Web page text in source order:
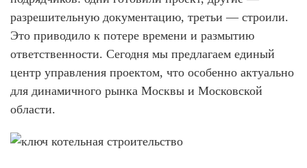
разрешительную документацию, третьи — строили.
Это приводило к потере времени и размытию
ответственности. Сегодня мы предлагаем единый
центр управления проектом, что особенно актуально
для динамичного рынка Москвы и Московской
области.